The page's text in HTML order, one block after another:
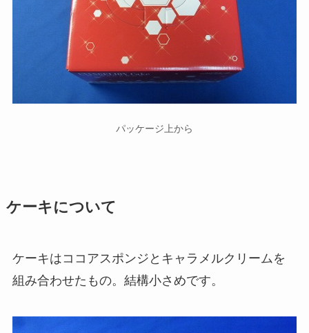
パッケージ上から
ケーキについて
ケーキはココアスポンジとキャラメルクリームを
組み合わせたもの。結構小さめです。